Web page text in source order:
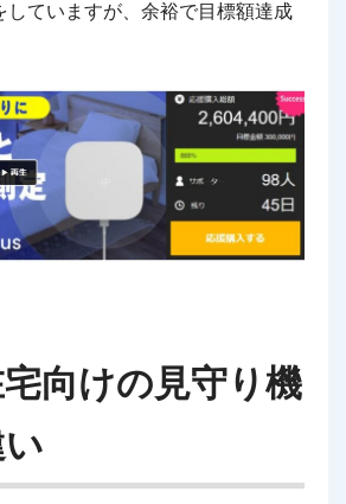
していますが、余裕で目標額達成
向けの見守り機